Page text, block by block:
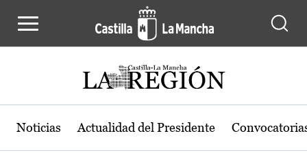
Noticias Actualidad del Presidente